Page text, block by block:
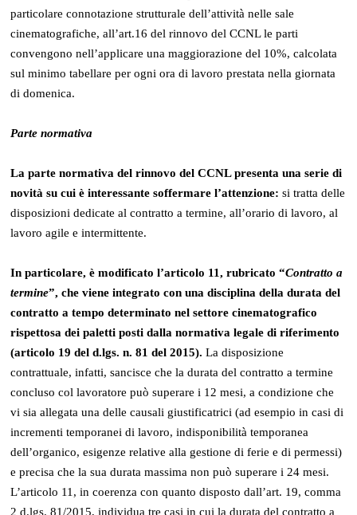
particolare connotazione strutturale dell’attività nelle sale
cinematografiche, all’art.16 del rinnovo del CCNL le parti
convengono nell’applicare una maggiorazione del 10%, calcolata
sul minimo tabellare per ogni ora di lavoro prestata nella giornata
di domenica.
Parte normativa
La parte normativa del rinnovo del CCNL presenta una serie di
novità su cui è interessante soffermare l’attenzione:si tratta delle
disposizioni dedicate al contratto a termine, all’orario di lavoro, al
lavoro agile e intermittente.
In particolare, è modificato l’articolo 11, rubricato “Contratto a
termine”, che viene integrato con una disciplina della durata del
contratto a tempo determinato nel settore cinematografico
rispettosa dei paletti posti dalla normativa legale di riferimento
(articolo 19 del d.lgs. n. 81 del 2015). La disposizione
contrattuale, infatti, sancisce che la durata del contratto a termine
concluso col lavoratore può superare i 12 mesi, a condizione che
vi sia allegata una delle causali giustificatrici (ad esempio in casi di
incrementi temporanei di lavoro, indisponibilità temporanea
dell’organico, esigenze relative alla gestione di ferie e di permessi)
e precisa che la sua durata massima non può superare i 24 mesi.
L’articolo 11, in coerenza con quanto disposto dall’art. 19, comma
2 d.lgs. 81/2015, individua tre casi in cui la durata del contratto a